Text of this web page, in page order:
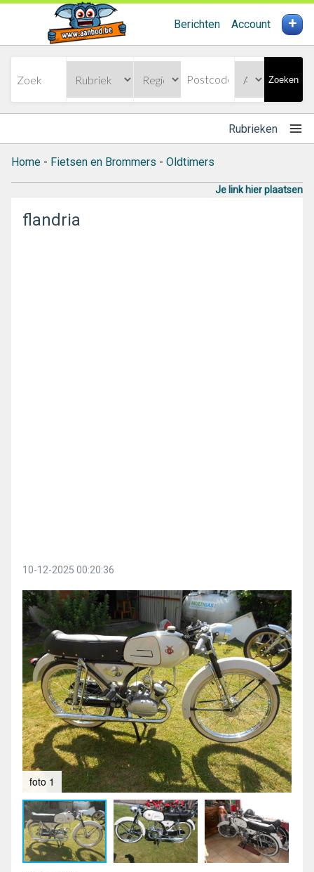
Berichten Account +
Zoeken
Rubrieken
Home - Fietsen en Brommers - Oldtimers
Je link hier plaatsen
flandria
10-12-2025 00:20:36
foto 1